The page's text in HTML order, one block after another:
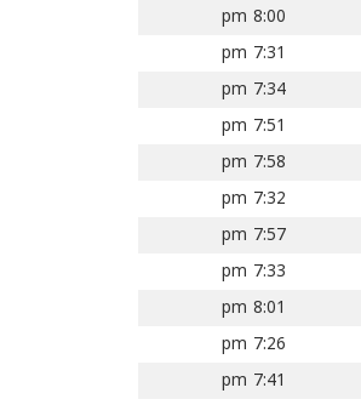
8:00 pm
7:31 pm
7:34 pm
7:51 pm
7:58 pm
7:32 pm
7:57 pm
7:33 pm
8:01 pm
7:26 pm
7:41 pm